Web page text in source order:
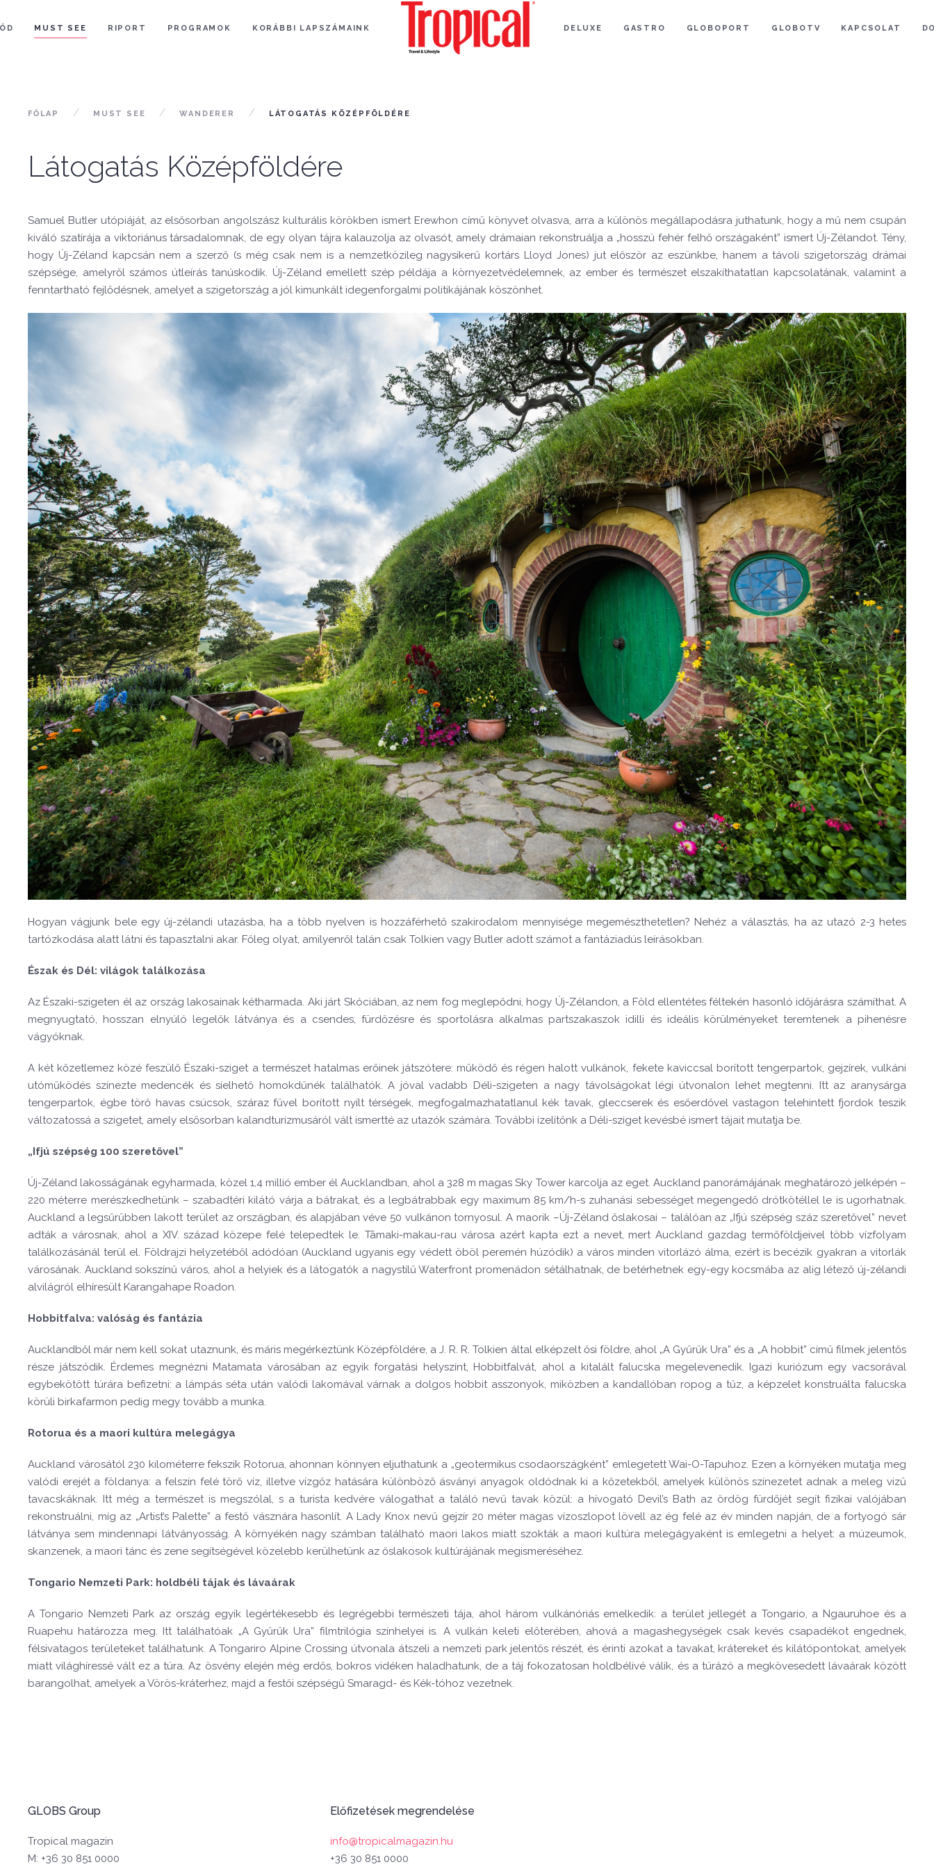
MUST SEE RIPORT PROGRAMOK KORÁBBI LAPSZÁMAINK DELUXE GASTRO GLOBOPORT GLOBOTV KAPCSOLAT
FŐLAP MUST SEE WANDERER LÁTOGATÁS KÖZÉPFÖLDÉRE
Látogatás Középföldére
Samuel Butler utópiáját, az elsősorban angolszász kulturális körökben ismert Erewhon című könyvet olvasva, arra a különös megállapodásra juthatunk, hogy a mű nem csupán
kiváló szatírája a viktoriánus társadalomnak, de egy olyan tájra kalauzolja az olvasót, amely drámaian rekonstruálja a „hosszú fehér felhő országaként” ismert Új-Zélandot. Tény,
hogy Új-Zéland kapcsán nem a szerző (s még csak nem is a nemzetközileg nagysikerű kortárs Lloyd Jones) jut először az eszünkbe, hanem a távoli szigetország drámai
szépsége, amelyről számos útleírás tanúskodik. Új-Zéland emellett szép példája a környezetvédelemnek, az ember és természet elszakíthatatlan kapcsolatának, valamint a
fenntartható fejlődésnek, amelyet a szigetország a jól kimunkált idegenforgalmi politikájának köszönhet.
Hogyan vágjunk bele egy új-zélandi utazásba, ha a több nyelven is hozzáférhető szakirodalom mennyisége megemészthetetlen? Nehéz a választás, ha az utazó 2-3 hetes
tartózkodása alatt látni és tapasztalni akar. Főleg olyat, amilyenről talán csak Tolkien vagy Butler adott számot a fantáziadús leírásokban.
Észak és Dél: világok találkozása
Az Északi-szigeten él az ország lakosainak kétharmada. Aki járt Skóciában, az nem fog meglepődni, hogy Új-Zélandon, a Föld ellentétes féltekén hasonló időjárásra számíthat. A
megnyugtató, hosszan elnyúló legelők látványa és a csendes, fürdőzésre és sportolásra alkalmas partszakaszok idilli és ideális körülményeket teremtenek a pihenésre
vágyóknak.
A két kőzetlemez közé feszülő Északi-sziget a természet hatalmas erőinek játszótere: működő és régen halott vulkánok, fekete kaviccsal borított tengerpartok, gejzírek, vulkáni
utóműködés színezte medencék és síelhető homokdűnék találhatók. A jóval vadabb Déli-szigeten a nagy távolságokat légi útvonalon lehet megtenni. Itt az aranysárga
tengerpartok, égbe törő havas csúcsok, száraz fűvel borított nyílt térségek, megfogalmazhatatlanul kék tavak, gleccserek és esőerdővel vastagon telehintett fjordok teszik
változatossá a szigetet, amely elsősorban kalandturizmusáról vált ismertté az utazók számára. További ízelítőnk a Déli-sziget kevésbé ismert tájait mutatja be.
„Ifjú szépség 100 szeretővel”
Új-Zéland lakosságának egyharmada, közel 1,4 millió ember él Aucklandban, ahol a 328 m magas Sky Tower karcolja az eget. Auckland panorámájának meghatározó jelképén –
220 méterre merészkedhetünk – szabadtéri kilátó várja a bátrakat, és a legbátrabbak egy maximum 85 km/h-s zuhanási sebességet megengedő drótkötéllel le is ugorhatnak.
Auckland a legsűrűbben lakott terület az országban, és alapjában véve 50 vulkánon tornyosul. A maorik –Új-Zéland őslakosai – találóan az „Ifjú szépség száz szeretővel” nevet
adták a városnak, ahol a XIV. század közepe felé telepedtek le. Tāmaki-makau-rau városa azért kapta ezt a nevet, mert Auckland gazdag termőföldjeivel több vízfolyam
találkozásánál terül el. Földrajzi helyzetéből adódóan (Auckland ugyanis egy védett öböl peremén húzódik) a város minden vitorlázó álma, ezért is becézik gyakran a vitorlák
városának. Aucklandsokszínűváros, ahol a helyiek és a látogatók a nagystílű Waterfront promenádon sétálhatnak, de betérhetnek egy-egy kocsmába az alig létező új-zélandi
alvilágról elhíresült Karangahape Roadon.
Hobbitfalva: valóság és fantázia
Aucklandből már nem kell sokat utaznunk, és máris megérkeztünk Középföldére, a J. R. R. Tolkien által elképzelt ősi földre, ahol „A Gyűrűk Ura” és a „A hobbit” című filmek jelentős
része játszódik. Érdemes megnézni Matamata városában az egyik forgatási helyszínt, Hobbitfalvát, ahol a kitalált falucska megelevenedik. Igazi kuriózum egy vacsorával
egybekötött túrára befizetni: a lámpás séta után valódi lakomával várnak a dolgos hobbit asszonyok, miközben a kandallóban ropog a tűz, a képzelet konstruálta falucska
körüli birkafarmon pedig megy tovább a munka.
Rotorua és a maori kultúra melegágya
Auckland városától 230 kilométerre fekszik Rotorua, ahonnan könnyen eljuthatunk a „geotermikus csodaországként” emlegetett Wai-O-Tapuhoz. Ezen a környéken mutatja meg
valódi erejét a földanya: a felszín felé törő víz, illetve vízgőz hatására különböző ásványi anyagok oldódnak ki a kőzetekből, amelyek különös színezetet adnak a meleg vizű
tavacskáknak. Itt még a természet is megszólal, s a turista kedvére válogathat a találó nevű tavak közül: a hívogató Devil’s Bath az ördög fürdőjét segít fizikai valójában
rekonstruálni, míg az „Artist’s Palette” a festő vásznára hasonlít. A Lady Knox nevű gejzír 20 méter magas vízoszlopot lövell az ég felé az év minden napján, de a fortyogó sár
látványa sem mindennapi látványosság. A környékén nagy számban található maori lakos miatt szokták a maori kultúra melegágyaként is emlegetni a helyet: a múzeumok,
skanzenek, a maori tánc és zene segítségével közelebb kerülhetünk az őslakosok kultúrájának megismeréséhez.
Tongario Nemzeti Park: holdbéli tájak és lávaárak
A Tongario Nemzeti Park az ország egyik legértékesebb és legrégebbi természeti tája, ahol három vulkánóriás emelkedik: a terület jellegét a Tongario, a Ngauruhoe és a
Ruapehu határozza meg. Itt találhatóak „A Gyűrűk Ura” filmtrilógia színhelyei is. A vulkán keleti előterében, ahová a magashegységek csak kevés csapadékot engednek,
félsivatagos területeket találhatunk. A Tongariro Alpine Crossing útvonala átszeli a nemzeti park jelentős részét, és érinti azokat a tavakat, krátereket és kilátópontokat, amelyek
miatt világhíressé vált ez a túra. Az ösvény elején még erdős, bokros vidéken haladhatunk, de a táj fokozatosan holdbélivé válik, és a túrázó a megkövesedett lávaárak között
barangolhat, amelyek a Vörös-kráterhez, majd a festői szépségű Smaragd- és Kék-tóhoz vezetnek.
GLOBS Group
Tropical magazin
M: +36 30 851 0000
Előfizetések megrendelése
info@tropicalmagazin.hu
+36 30 851 0000